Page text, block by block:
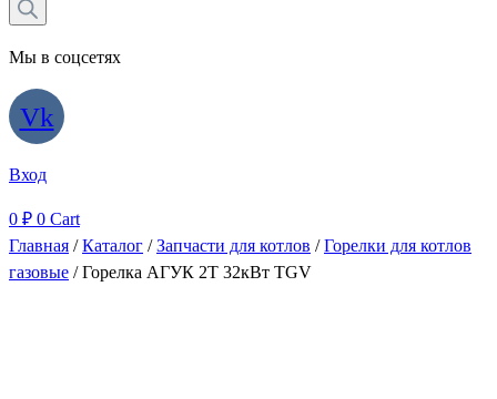
товаров
Мы в соцсетях
Vk
Вход
0 ₽ 0 Cart
Главная /Каталог /Запчасти для котлов /Горелки для котлов
газовые / Горелка АГУК 2Т 32кВт TGV